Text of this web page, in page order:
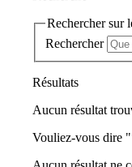
Rechercher sur
Rechercher
Résultats
Aucun résultat
Vouliez-vous dire "